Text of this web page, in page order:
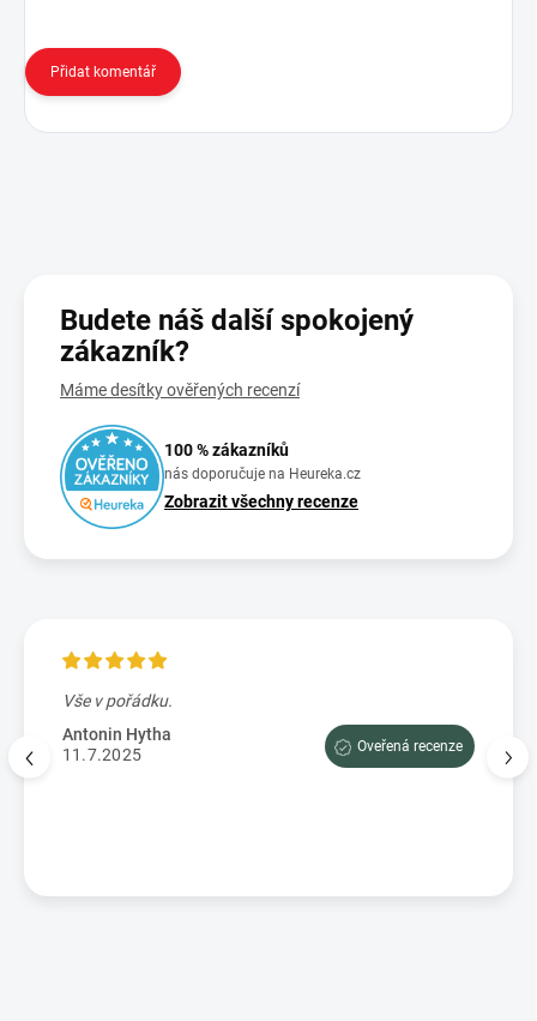
Přidat komentář
Budete náš další spokojený
zákazník?
Máme desítky ověřených recenzí
100 % zákazníků
nás doporučuje na Heureka.cz
Zobrazit všechny recenze
Vše v pořádku.
Antonin Hytha
11.7.2025
Oveřená recenze